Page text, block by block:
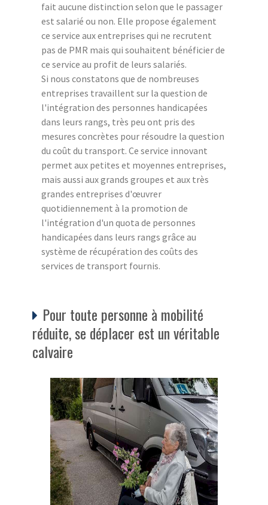
fait aucune distinction selon que le passager
est salarié ou non. Elle propose également
ce service aux entreprises qui ne recrutent
pas de PMR mais qui souhaitent bénéficier de
ce service au profit de leurs salariés.
Si nous constatons que de nombreuses
entreprises travaillent sur la question de
l'intégration des personnes handicapées
dans leurs rangs, très peu ont pris des
mesures concrètes pour résoudre la question
du coût du transport. Ce service innovant
permet aux petites et moyennes entreprises,
mais aussi aux grands groupes et aux très
grandes entreprises d'œuvrer
quotidiennement à la promotion de
l'intégration d'un quota de personnes
handicapées dans leurs rangs grâce au
système de récupération des coûts des
services de transport fournis.
Pour toute personne à mobilité
réduite, se déplacer est un véritable
calvaire